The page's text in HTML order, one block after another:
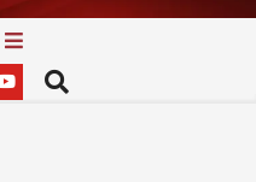
Search